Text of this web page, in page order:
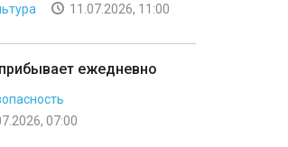
11.07.2026, 11:00
ежедневно
07:00